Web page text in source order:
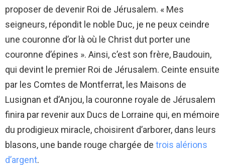
proposer de devenir Roi de Jérusalem. « Mes
seigneurs, répondit le noble Duc, je ne peux ceindre
une couronne d’or là où le Christ dut porter une
couronne d’épines ». Ainsi, c’est son frère, Baudouin,
qui devint le premier Roi de Jérusalem. Ceinte ensuite
par les Comtes de Montferrat, les Maisons de
Lusignan et d’Anjou, la couronne royale de Jérusalem
finira par revenir aux Ducs de Lorraine qui, en mémoire
du prodigieux miracle, choisirent d’arborer, dans leurs
blasons, une bande rouge chargée de trois alérions
d’argent.